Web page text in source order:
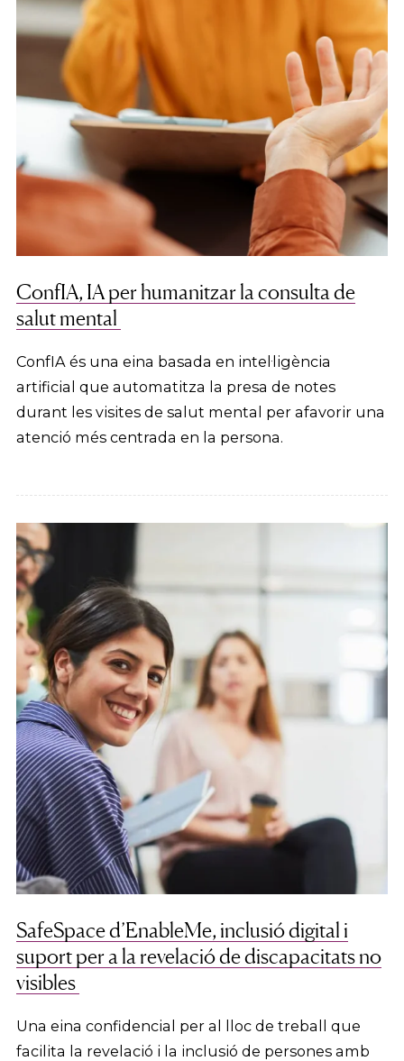
ConfIA, IA per humanitzar la consulta de
salut mental
ConfIA és una eina basada en intel·ligència
artificial que automatitza la presa de notes
durant les visites de salut mental per afavorir una
atenció més centrada en la persona.
SafeSpace d’EnableMe, inclusió digital i
suport per a la revelació de discapacitats no
visibles
Una eina confidencial per al lloc de treball que
facilita la revelació i la inclusió de persones amb